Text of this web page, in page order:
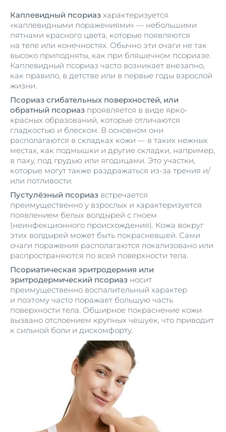
Каплевидный псориаз характеризуется
«каплевидными поражениями» — небольшими
пятнами красного цвета, которые появляются
на теле или конечностях. Обычно эти очаги не так
высоко приподняты, как при бляшечном псориазе.
Каплевидный псориаз часто возникает внезапно,
как правило, в детстве или в первые годы взрослой
жизни.
Псориаз сгибательных поверхностей, или
обратный псориаз проявляется в виде ярко-
красных образований, которые отличаются
гладкостью и блеском. В основном они
располагаются в складках кожи — в таких нежных
местах, как подмышки и другие складки, например,
в паху, под грудью или ягодицами. Это участки,
которые могут также раздражаться из-за трения и/
или потливости.
Пустулёзный псориаз встречается
преимущественно у взрослых и характеризуется
появлением белых волдырей с гноем
(неинфекционного происхождения). Кожа вокруг
этих волдырей может быть покрасневшей. Сами
очаги поражения располагаются локализовано или
распространяются по всей поверхности тела.
Псориатическая эритродермия или
эритродермический псориаз носит
преимущественно воспалительный характер
и поэтому часто поражает большую часть
поверхности тела. Обширное покраснение кожи
вызвано отслоением крупных чешуек, что приводит
к сильной боли и дискомфорту.